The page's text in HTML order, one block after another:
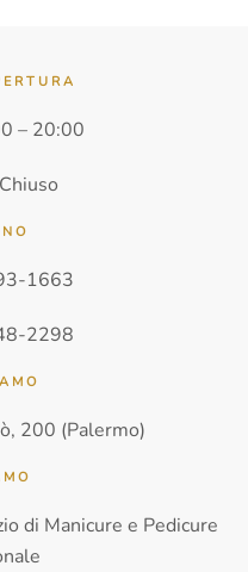
– 20:00
1663
2298
200 (Palermo)
di Manicure e Pedicure